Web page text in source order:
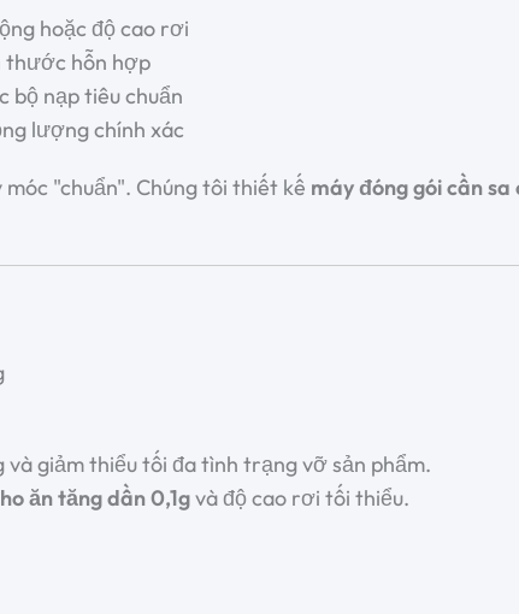
hoặc độ cao rơi
thước hỗn hợp
bộ nạp tiêu chuẩn
lượng chính xác
"chuẩn". Chúng tôi thiết kế máy đóng gói cần sa
giảm thiểu tối đa tình trạng vỡ sản phẩm.
ăn tăng dần 0,1gvà độ cao rơi tối thiểu.